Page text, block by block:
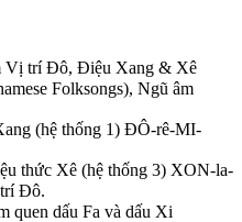
Vị trí Đô, Điệu Xang & Xê
Folksongs), Ngũ âm
(hệ thống 1) ĐÔ-rê-MI-
thức Xê (hệ thống 3) XON-la-
Đô.
quen dấu Fa và dấu Xi